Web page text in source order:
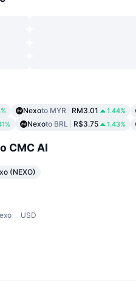
Nexoto MYR RM3.01 1.44%
Nexoto BRL R$3.75 1.43%
CMC AI
(NEXO)
USD